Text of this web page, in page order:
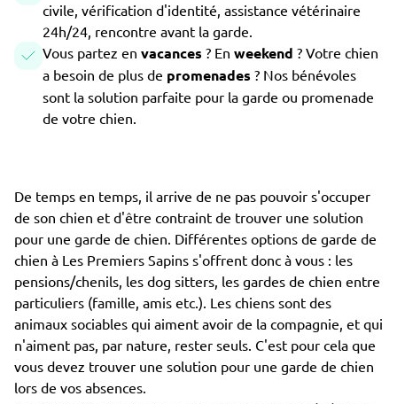
civile, vérification d'identité, assistance vétérinaire
24h/24, rencontre avant la garde.
Vous partez en vacances ? En weekend ? Votre chien
a besoin de plus de promenades ? Nos bénévoles
sont la solution parfaite pour la garde ou promenade
de votre chien.
De temps en temps, il arrive de ne pas pouvoir s'occuper
de son chien et d'être contraint de trouver une solution
pour une garde de chien. Différentes options de garde de
chien à Les Premiers Sapins s'offrent donc à vous : les
pensions/chenils, les dog sitters, les gardes de chien entre
particuliers (famille, amis etc.). Les chiens sont des
animaux sociables qui aiment avoir de la compagnie, et qui
n'aiment pas, par nature, rester seuls. C'est pour cela que
vous devez trouver une solution pour une garde de chien
lors de vos absences.